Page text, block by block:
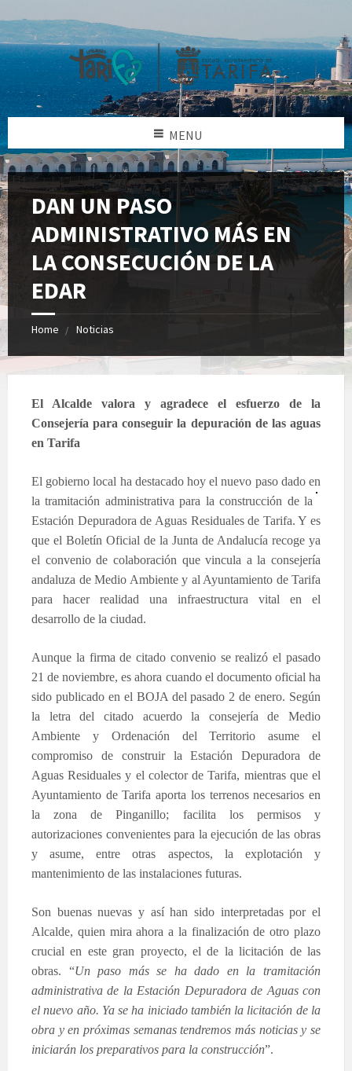
MENU
DAN UN PASO
ADMINISTRATIVO MÁS EN
LA CONSECUCIÓN DE LA
EDAR
Home Noticias
El Alcalde valora y agradece el esfuerzo de la
Consejería para conseguir la depuración de las aguas
en Tarifa
El gobierno local ha destacado hoy el nuevo paso dado en
la tramitación administrativa para la construcción de la
Estación Depuradora de Aguas Residuales de Tarifa. Y es
que el Boletín Oficial de la Junta de Andalucía recoge ya
el convenio de colaboración que vincula a la consejería
andaluza de Medio Ambiente y al Ayuntamiento de Tarifa
para hacer realidad una infraestructura vital en el
desarrollo de la ciudad.
Aunque la firma de citado convenio se realizó el pasado
21 de noviembre, es ahora cuando el documento oficial ha
sido publicado en el BOJA del pasado 2 de enero. Según
la letra del citado acuerdo la consejería de Medio
Ambiente y Ordenación del Territorio asume el
compromiso de construir la Estación Depuradora de
Aguas Residuales y el colector de Tarifa, mientras que el
Ayuntamiento de Tarifa aporta los terrenos necesarios en
la zona de Pinganillo; facilita los permisos y
autorizaciones convenientes para la ejecución de las obras
y asume, entre otras aspectos, la explotación y
mantenimiento de las instalaciones futuras.
Son buenas nuevas y así han sido interpretadas por el
Alcalde, quien mira ahora a la finalización de otro plazo
crucial en este gran proyecto, el de la licitación de las
obras. “Un paso más se ha dado en la tramitación
administrativa de la Estación Depuradora de Aguas con
el nuevo año. Ya se ha iniciado también la licitación de la
obra y en próximas semanas tendremos más noticias y se
iniciarán los preparativos para la construcción”.